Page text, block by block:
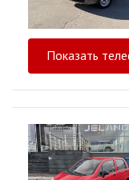
Показать